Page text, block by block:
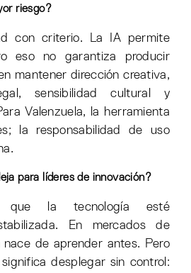
riesgo?
con criterio. La IA permite
eso no garantiza producir
mantener dirección creativa,
sensibilidad cultural y
Valenzuela, la herramienta
la responsabilidad de uso
para líderes de innovación?
la tecnología esté
En mercados de
de aprender antes. Pero
desplegar sin control: